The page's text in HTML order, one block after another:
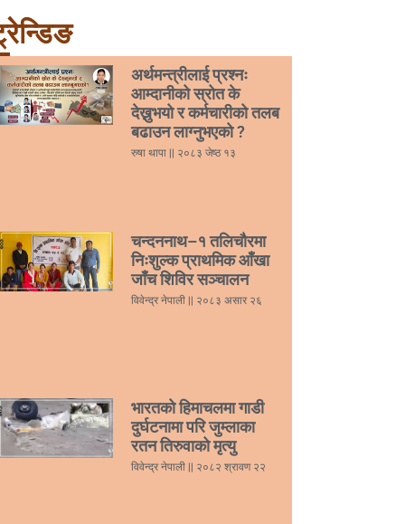
अर्थमन्त्रीलाई प्रश्नः
आम्दानीको स्रोत के
देख्नुभयो र कर्मचारीको तलब
बढाउन लाग्नुभएको ?
रुषा थापा २०८३ जेष्ठ १३
चन्दननाथ–१ तलिचौरमा
निःशुल्क प्राथमिक आँखा
जाँच शिविर सञ्चालन
विवेन्द्र नेपाली २०८३ असार २६
भारतको हिमाचलमा गाडी
दुर्घटनामा परि जुम्लाका
रतन तिरुवाको मृत्यु
विवेन्द्र नेपाली २०८२ श्रावण २२